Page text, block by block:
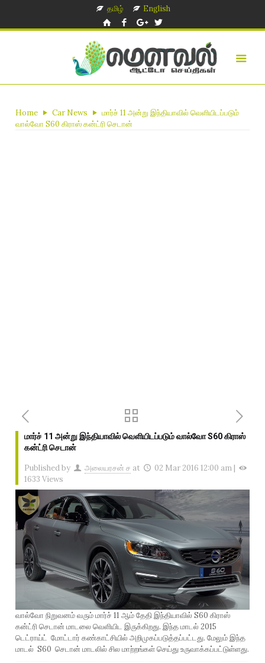
தமிழ் English
Home Car News
மார்ச் 11 அன்று இந்தியாவில் வெளியிடப்படும்
வால்வோ S60 கிராஸ் கன்ட்ரி செடான்
மார்ச் 11 அன்று இந்தியாவில் வெளியிடப்படும் வால்வோ S60 கிராஸ்
கன்ட்ரி செடான்
Published by அலையரசன் ச at 02 Mar 2016 12:00 am |
1633 Views
வால்வோ நிறுவனம் வரும் மார்ச் 11 ஆம் தேதி இந்தியாவில் S60 கிராஸ்
கன்ட்ரி செடான் மாடலை வெளியிட இருக்கிறது. இந்த மாடல் 2015
டெட்ராய்ட் மோட்டார் கண்காட்சியில் அறிமுகப்படுத்தப்பட்டது. மேலும் இந்த
மாடல் S60 செடான் மாடலில் சில மாற்றங்கள் செய்து உருவாக்கப்பட்டுள்ளது.